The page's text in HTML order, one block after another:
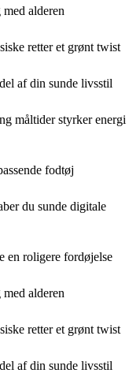
alderen
retter et grønt twist
af din sunde livsstil
måltider styrker energi
fodtøj
du sunde digitale
en roligere fordøjelse
alderen
retter et grønt twist
af din sunde livsstil